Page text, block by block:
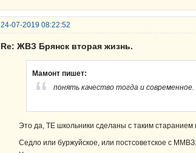
24-07-2019 08:22:52
Re: ЖВЗ Брянск вторая жизнь.
Мамонт пишет:
понять качество тогда и современное.
Это да, ТЕ школьники сделаны с таким
Седло или буржуйское, или постсоветское с